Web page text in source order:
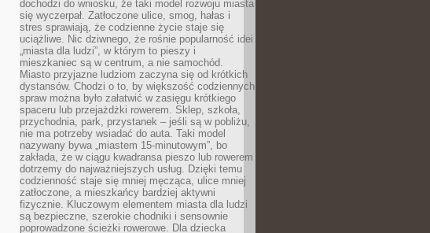
dochodzi do wniosku, że taki model rozwoju miasta
się wyczerpał. Zatłoczone ulice, smog, hałas i
stres sprawiają, że codzienne życie staje się
uciążliwe. Nic dziwnego, że rośnie popularność idei
„miasta dla ludzi”, w którym to pieszy i
mieszkaniec są w centrum, a nie samochód.
Miasto przyjazne ludziom zaczyna się od krótkich
dystansów. Chodzi o to, by większość codziennych
spraw można było załatwić w zasięgu krótkiego
spaceru lub przejażdżki rowerem. Sklep, szkoła,
przychodnia, park, przystanek – jeśli są w pobliżu,
nie ma potrzeby wsiadać do auta. Taki model
nazywany bywa „miastem 15-minutowym”, bo
zakłada, że w ciągu kwadransa pieszo lub rowerem
dotrzemy do najważniejszych usług. Dzięki temu
codzienność staje się mniej męcząca, ulice mniej
zatłoczone, a mieszkańcy bardziej aktywni
fizycznie. Kluczowym elementem miasta dla ludzi
są bezpieczne, szerokie chodniki i sensownie
poprowadzone ścieżki rowerowe. Dla dziecka